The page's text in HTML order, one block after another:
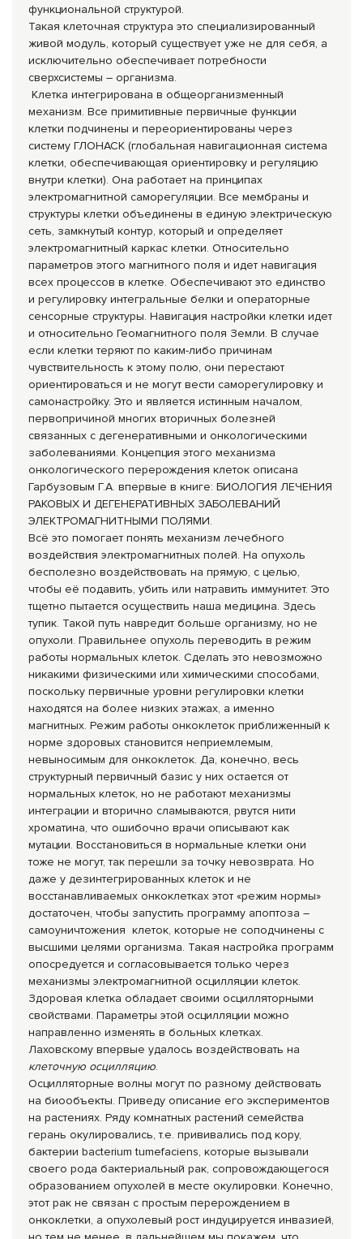
функциональной структурой.
Такая клеточная структура это специализированный
живой модуль, который существует уже не для себя, а
исключительно обеспечивает потребности
сверхсистемы – организма.
Клетка интегрирована в общеорганизменный
механизм. Все примитивные первичные функции
клетки подчинены и переориентированы через
систему ГЛОНАСК (глобальная навигационная система
клетки, обеспечивающая ориентировку и регуляцию
внутри клетки). Она работает на принципах
электромагнитной саморегуляции. Все мембраны и
структуры клетки объединены в единую электрическую
сеть, замкнутый контур, который и определяет
электромагнитный каркас клетки. Относительно
параметров этого магнитного поля и идет навигация
всех процессов в клетке. Обеспечивают это единство
и регулировку интегральные белки и операторные
сенсорные структуры. Навигация настройки клетки идет
и относительно Геомагнитного поля Земли. В случае
если клетки теряют по каким-либо причинам
чувствительность к этому полю, они перестают
ориентироваться и не могут вести саморегулировку и
самонастройку. Это и является истинным началом,
первопричиной многих вторичных болезней
связанных с дегенеративными и онкологическими
заболеваниями. Концепция этого механизма
онкологического перерождения клеток описана
Гарбузовым Г.А. впервые в книге: БИОЛОГИЯ ЛЕЧЕНИЯ
РАКОВЫХ И ДЕГЕНЕРАТИВНЫХ ЗАБОЛЕВАНИЙ
ЭЛЕКТРОМАГНИТНЫМИ ПОЛЯМИ.
Всё это помогает понять механизм лечебного
воздействия электромагнитных полей. На опухоль
бесполезно воздействовать на прямую, с целью,
чтобы её подавить, убить или натравить иммунитет. Это
тщетно пытается осуществить наша медицина. Здесь
тупик. Такой путь навредит больше организму, но не
опухоли. Правильнее опухоль переводить в режим
работы нормальных клеток. Сделать это невозможно
никакими физическими или химическими способами,
поскольку первичные уровни регулировки клетки
находятся на более низких этажах, а именно
магнитных. Режим работы онкоклеток приближенный к
норме здоровых становится неприемлемым,
невыносимым для онкоклеток. Да, конечно, весь
структурный первичный базис у них остается от
нормальных клеток, но не работают механизмы
интеграции и вторично сламываются, рвутся нити
хроматина, что ошибочно врачи описывают как
мутации. Восстановиться в нормальные клетки они
тоже не могут, так перешли за точку невозврата. Но
даже у дезинтегрированных клеток и не
восстанавливаемых онкоклетках этот «режим нормы»
достаточен, чтобы запустить программу апоптоза –
самоуничтожения клеток, которые не соподчинены с
высшими целями организма. Такая настройка программ
опосредуется и согласовывается только через
механизмы электромагнитной осцилляции клеток.
Здоровая клетка обладает своими осцилляторными
свойствами. Параметры этой осцилляции можно
направленно изменять в больных клетках.
Лаховскому впервые удалось воздействовать на
клеточную осцилляцию.
Осцилляторные волны могут по разному действовать
на биообъекты. Приведу описание его экспериментов
на растениях. Ряду комнатных растений семейства
герань окулировались, т.е. прививались под кору,
бактерии bacterium tumefaciens, которые вызывали
своего рода бактериальный рак, сопровождающегося
образованием опухолей в месте окулировки. Конечно,
этот рак не связан с простым перерождением в
онкоклетки, а опухолевый рост индуцируется инвазией,